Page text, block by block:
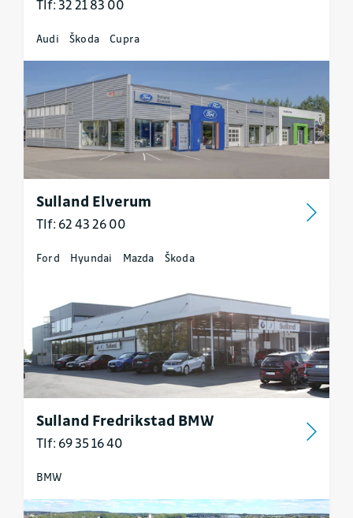
Tlf: 32 21 83 00
Audi Škoda Cupra
Sulland Elverum
Tlf: 62 43 26 00
Ford Hyundai Mazda Škoda
Sulland Fredrikstad BMW
Tlf: 69 35 16 40
BMW